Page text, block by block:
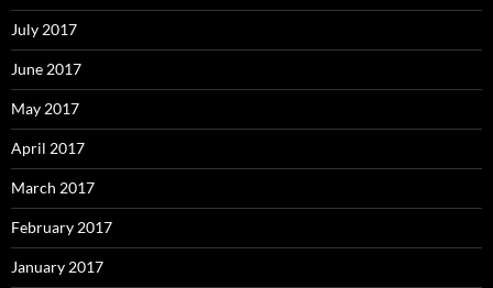
July 2017
June 2017
May 2017
April 2017
March 2017
February 2017
January 2017